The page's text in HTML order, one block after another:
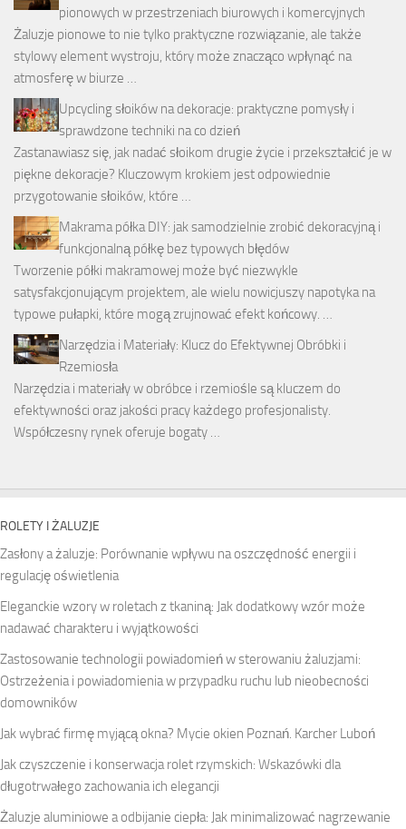
pionowych w przestrzeniach biurowych i komercyjnych
Żaluzje pionowe to nie tylko praktyczne rozwiązanie, ale także
stylowy element wystroju, który może znacząco wpłynąć na
atmosferę w biurze …
Upcycling słoików na dekoracje: praktyczne pomysły i
sprawdzone techniki na co dzień
Zastanawiasz się, jak nadać słoikom drugie życie i przekształcić je w
piękne dekoracje? Kluczowym krokiem jest odpowiednie
przygotowanie słoików, które …
Makrama półka DIY: jak samodzielnie zrobić dekoracyjną i
funkcjonalną półkę bez typowych błędów
Tworzenie półki makramowej może być niezwykle
satysfakcjonującym projektem, ale wielu nowicjuszy napotyka na
typowe pułapki, które mogą zrujnować efekt końcowy. …
Narzędzia i Materiały: Klucz do Efektywnej Obróbki i
Rzemiosła
Narzędzia i materiały w obróbce i rzemiośle są kluczem do
efektywności oraz jakości pracy każdego profesjonalisty.
Współczesny rynek oferuje bogaty …
ROLETY I ŻALUZJE
Zasłony a żaluzje: Porównanie wpływu na oszczędność energii i
regulację oświetlenia
Eleganckie wzory w roletach z tkaniną: Jak dodatkowy wzór może
nadawać charakteru i wyjątkowości
Zastosowanie technologii powiadomień w sterowaniu żaluzjami:
Ostrzeżenia i powiadomienia w przypadku ruchu lub nieobecności
domowników
Jak wybrać firmę myjącą okna? Mycie okien Poznań. Karcher Luboń
Jak czyszczenie i konserwacja rolet rzymskich: Wskazówki dla
długotrwałego zachowania ich elegancji
Żaluzje aluminiowe a odbijanie ciepła: Jak minimalizować nagrzewanie